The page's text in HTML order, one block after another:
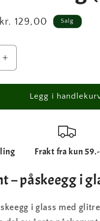
Salgspris
kr. 129,00 Salg
Øk
antallet
for
påskeegg,
Legg i
Frakt fra kun 59.-
– påskeegg i
i glass med